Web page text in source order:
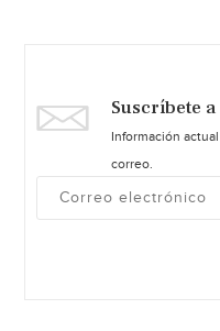
Suscríbete
Información
correo.